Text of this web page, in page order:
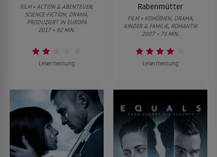
FILM • ACTION & ABENTEUER,
SCIENCE-FICTION, DRAMA,
PRODUZIERT IN EUROPA
2017 • 92 MIN.
Lesermeinung
Rabenmütter
FILM • KOMÖDIEN, DRAMA,
KINDER & FAMILIE, ROMANTIK
2007 • 71 MIN.
Lesermeinung